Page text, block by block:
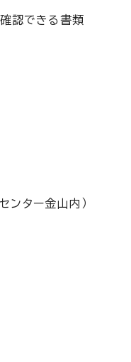
認できる書類
ンター金山内）